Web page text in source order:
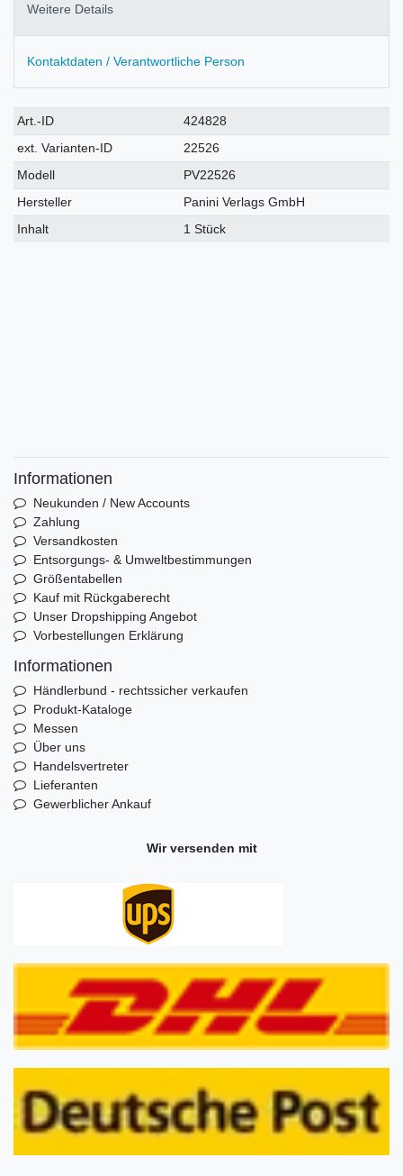
Weitere Details
Kontaktdaten / Verantwortliche Person
Technisches
Merkmal
Wert
Art.-ID
424828
ext. Varianten-ID
22526
Modell
PV22526
Hersteller
Panini Verlags GmbH
Inhalt
1 Stück
Informationen
Neukunden / New Accounts
Zahlung
Versandkosten
Entsorgungs- & Umweltbestimmungen
Größentabellen
Kauf mit Rückgaberecht
Unser Dropshipping Angebot
Vorbestellungen Erklärung
Informationen
Händlerbund - rechtssicher verkaufen
Produkt-Kataloge
Messen
Über uns
Handelsvertreter
Lieferanten
Gewerblicher Ankauf
Wir versenden mit